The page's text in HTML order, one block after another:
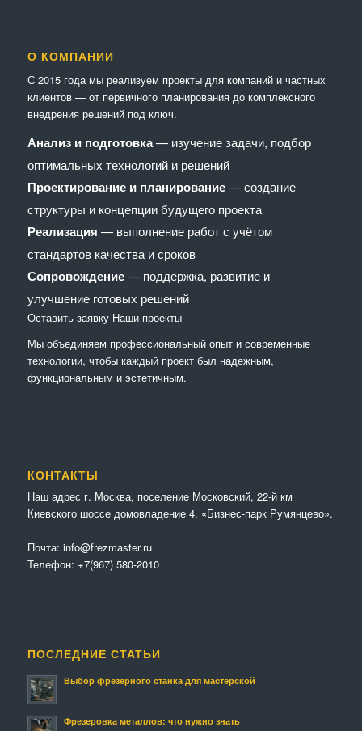
О КОМПАНИИ
С 2015 года мы реализуем проекты для компаний и частных
клиентов — от первичного планирования до комплексного
внедрения решений под ключ.
Анализ и подготовка— изучение задачи, подбор
оптимальных технологий и решений
Проектирование и планирование— создание
структуры и концепции будущего проекта
Реализация — выполнение работ с учётом
стандартов качества и сроков
Сопровождение— поддержка, развитие и
улучшение готовых решений
Оставить заявку Наши проекты
Мы объединяем профессиональный опыт и современные
технологии, чтобы каждый проект был надежным,
функциональным и эстетичным.
КОНТАКТЫ
Наш адрес г. Москва, поселение Московский, 22-й км
Киевского шоссе домовладение 4, «Бизнес-парк Румянцево».
Почта: info@frezmaster.ru
Телефон: +7(967) 580-2010
ПОСЛЕДНИЕ СТАТЬИ
Выбор фрезерного станка для мастерской
Фрезеровка металлов: что нужно знать